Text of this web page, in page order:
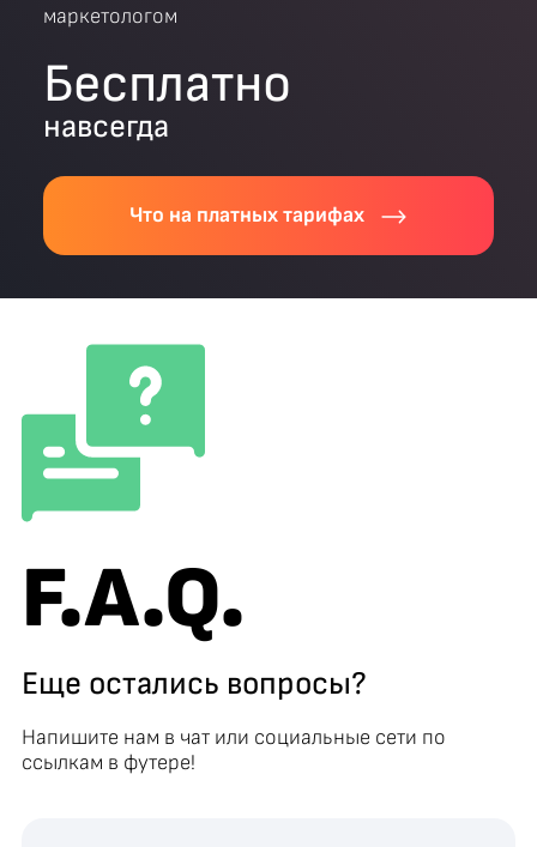
маркетологом
Бесплатно
навсегда
Что на платных тарифах
F.A.Q.
Еще остались вопросы?
Напишите нам в чат или социальные сети по
ссылкам в футере!